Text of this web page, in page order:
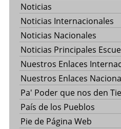
Noticias
Noticias Internacionales
Noticias Nacionales
Noticias Principales
Nuestros Enlaces
Nuestros Enlaces
Pa' Poder que nos den
País de los Pueblos
Pie de Página Web